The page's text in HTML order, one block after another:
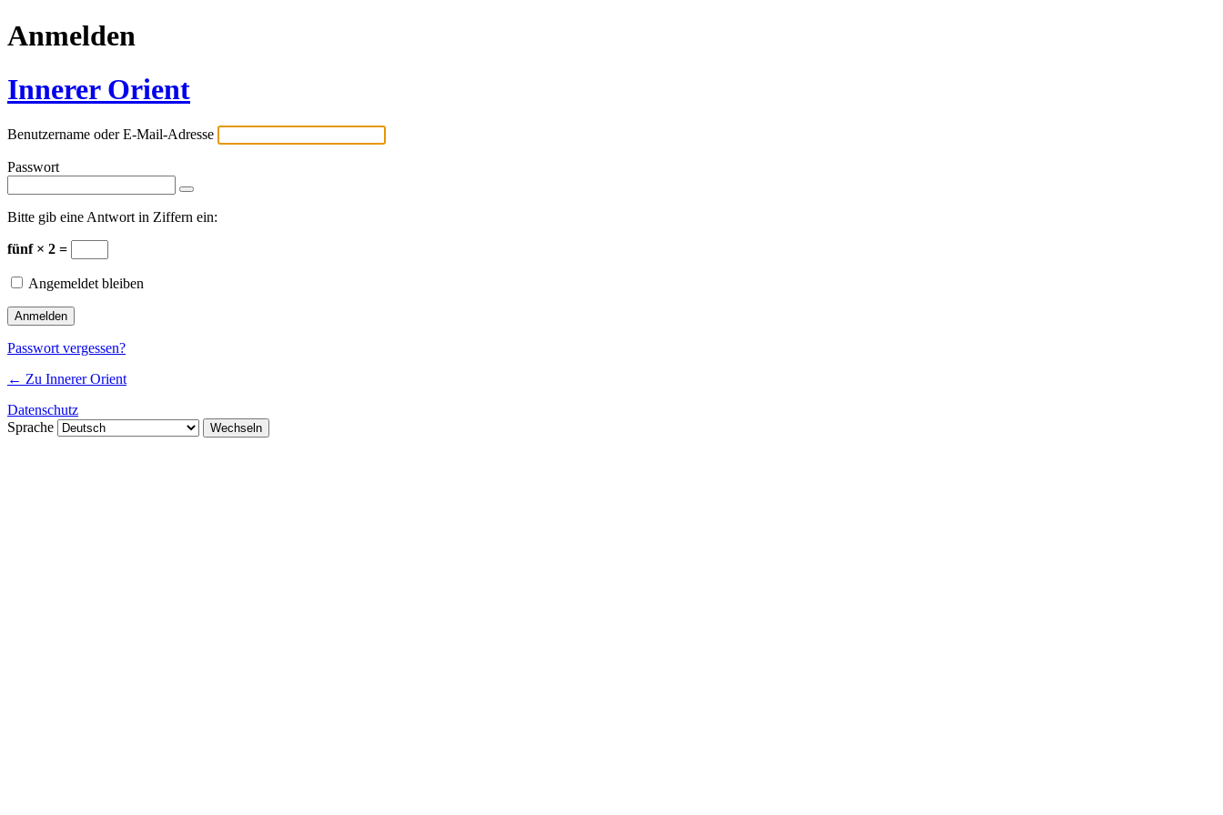
Anmelden
Innerer Orient
Benutzername oder E-Mail-Adresse
Passwort
Bitte gib eine Antwort in Ziffern ein:
fünf × 2 =
Angemeldet bleiben
Passwort vergessen?
← Zu Innerer Orient
Datenschutz
Sprache